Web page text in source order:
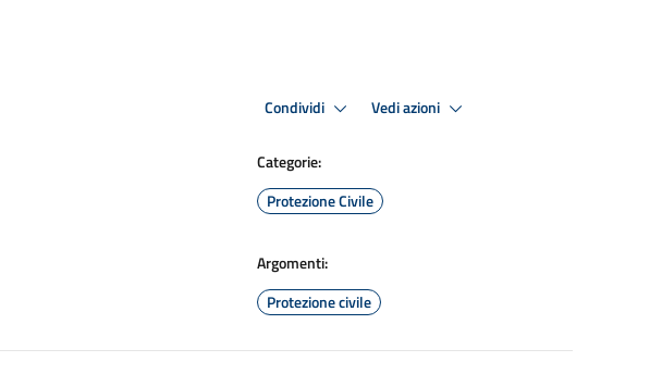
Condividi Vedi azioni
Categorie:
Protezione Civile
Argomenti:
Protezione civile